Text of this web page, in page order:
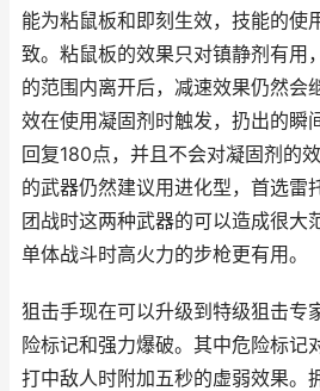
能为粘鼠板和即刻生效，技能的使
致。粘鼠板的效果只对镇静剂有用
的范围内离开后，减速效果仍然会
效在使用凝固剂时触发，扔出的瞬
回复180点，并且不会对凝固剂的
的武器仍然建议用进化型，首选雷
团战时这两种武器的可以造成很大
单体战斗时高火力的步枪更有用。
狙击手现在可以升级到特级狙击专
险标记和强力爆破。其中危险标记
打中敌人时附加五秒的虚弱效果。